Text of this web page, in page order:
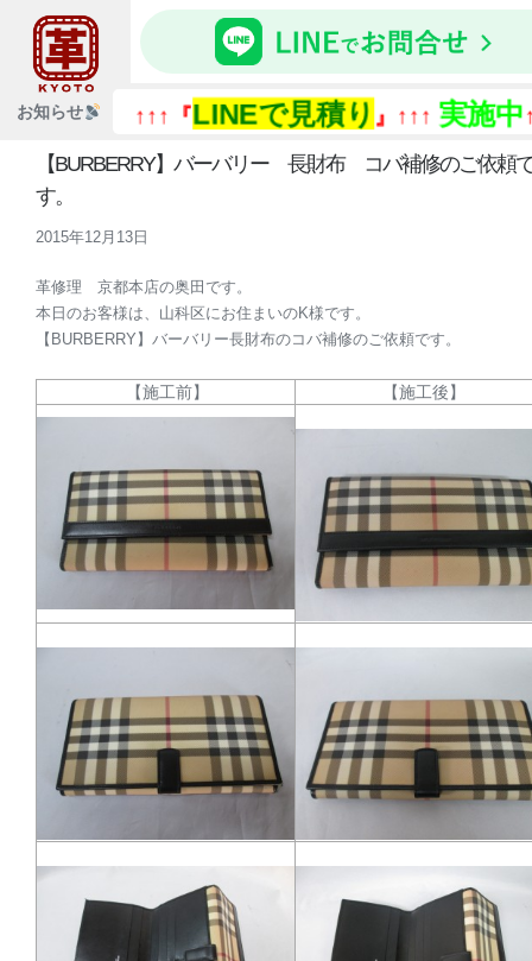
お知らせ ↑↑↑『LINEで見積り』↑↑↑実施中↑↑↑
【BURBERRY】バーバリー 長財布 コバ補修のご依頼
す。
2015年12月13日
革修理 京都本店の奥田です。
本日のお客様は、山科区にお住まいのK様です。
【BURBERRY】バーバリー長財布のコバ補修のご依頼です。
【施工前】 【施工後】